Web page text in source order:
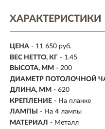
ХАРАКТЕРИСТИКИ
ЦЕНА - 11 650 руб.
ВЕС НЕТТО, КГ - 1.45
ВЫСОТА, ММ - 200
ДИАМЕТР ПОТОЛОЧНОЙ
ДЛИНА, ММ - 620
КРЕПЛЕНИЕ - На планке
ЛАМПЫ
- На 4 лампы
МАТЕРИАЛ - Металл